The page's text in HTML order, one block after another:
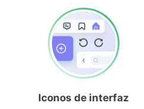
Iconos de interfaz